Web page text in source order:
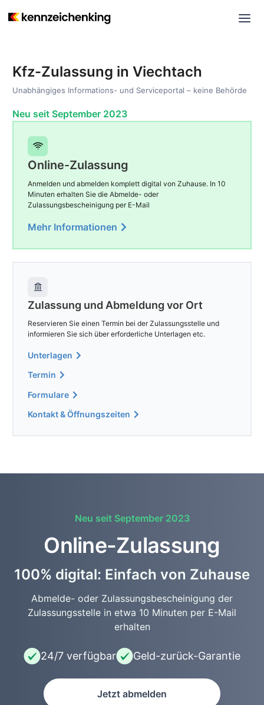
Kfz-Zulassung in Viechtach
Unabhängiges Informations- und Serviceportal – keine Behörde
Neu seit September 2023
Online-Zulassung
Anmelden und abmelden komplett digital von Zuhause. In 10
Minuten erhalten Sie die Abmelde- oder
Zulassungsbescheinigung per E-Mail
Mehr Informationen
Zulassung und Abmeldung vor Ort
Reservieren Sie einen Termin bei der Zulassungsstelle und
informieren Sie sich über erforderliche Unterlagen etc.
Unterlagen
Termin
Formulare
Kontakt & Öffnungszeiten
Neu seit September 2023
Online-Zulassung
100% digital: Einfach von Zuhause
Abmelde- oder Zulassungsbescheinigung der
Zulassungsstelle in etwa 10 Minuten per E-Mail
erhalten
24/7 verfügbar Geld-zurück-Garantie
Jetzt abmelden